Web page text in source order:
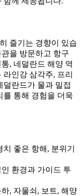
즐기는 경향이 있습
을 방문하고 항구
, 네덜란드 해양 역
인강 삼각주, 프리
덜란드가 물과 밀접
를 통해 경험을 더욱
좋은 항해, 분위기
환경과 가이드 투
하, 자물쇠, 보트, 해양